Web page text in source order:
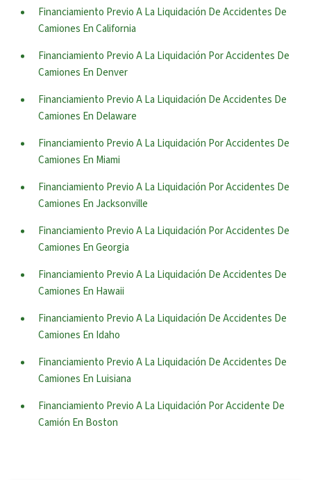
Financiamiento Previo A La Liquidación De Accidentes De
Camiones En California
Financiamiento Previo A La Liquidación Por Accidentes De
Camiones En Denver
Financiamiento Previo A La Liquidación De Accidentes De
Camiones En Delaware
Financiamiento Previo A La Liquidación Por Accidentes De
Camiones En Miami
Financiamiento Previo A La Liquidación Por Accidentes De
Camiones En Jacksonville
Financiamiento Previo A La Liquidación Por Accidentes De
Camiones En Georgia
Financiamiento Previo A La Liquidación De Accidentes De
Camiones En Hawaii
Financiamiento Previo A La Liquidación De Accidentes De
Camiones En Idaho
Financiamiento Previo A La Liquidación De Accidentes De
Camiones En Luisiana
Financiamiento Previo A La Liquidación Por Accidente De
Camión En Boston